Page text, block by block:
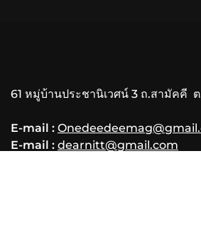
61 หมู่บ้านประชานิเวศน์ 3 ถ.สามัคคี
E-mail :
E-mail : dearnitt@gmail.com